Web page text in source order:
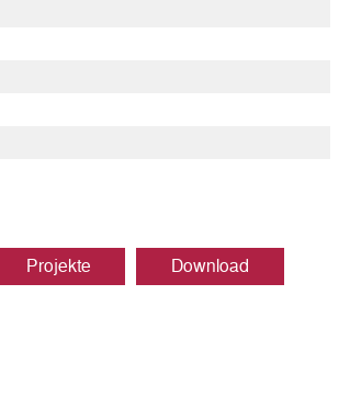
Projekte Download